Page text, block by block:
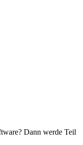
Dann werde Teil